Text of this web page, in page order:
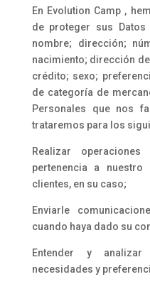
En Evolution Camp ,
de proteger sus
nombre; dirección;
nacimiento; dirección
crédito; sexo;
de categoría de
Personales que nos
trataremos para los
Realizar
pertenencia a
clientes, en su caso;
Enviarle
cuando haya dado su
Entender y
necesidades y